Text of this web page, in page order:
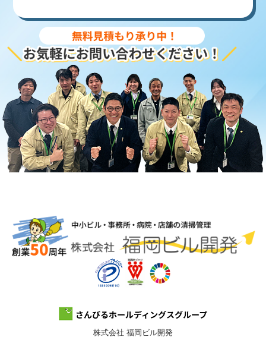
株式会社 福岡ビル開発